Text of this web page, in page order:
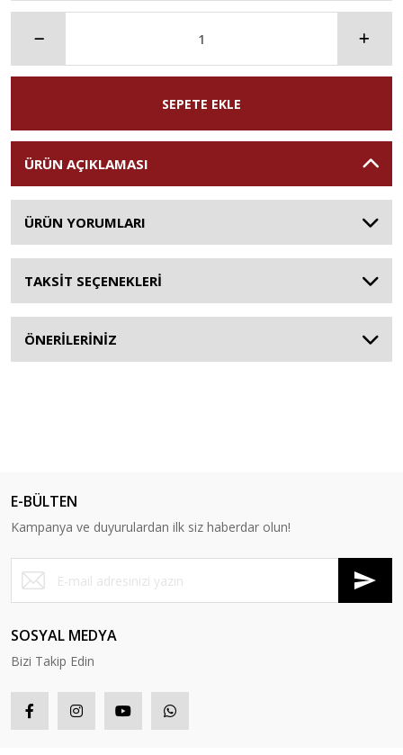
SEPETE EKLE
ÜRÜN AÇIKLAMASI
ÜRÜN YORUMLARI
TAKSİT SEÇENEKLERİ
ÖNERİLERİNİZ
E-BÜLTEN
Kampanya ve duyurulardan ilk siz haberdar olun!
SOSYAL MEDYA
Bizi Takip Edin